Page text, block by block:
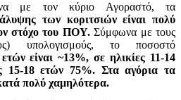
με τον κύριο Αγοραστό, τα
των κοριτσιών είναι πολύ
στόχο του ΠΟΥ.Σύμφωνα με τους
υπολογισμούς, το ποσοστό
είναι ~13%, σε ηλικίες 11-14
15-18 ετών 75%. Στα αγόρια τα
πολύ χαμηλότερα.